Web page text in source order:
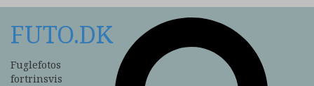
FUTO.DK
Fuglefotos
fortrinsvis